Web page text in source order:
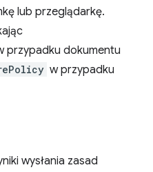
lub przeglądarkę.
przypadku dokumentu
w przypadku
wysłania zasad